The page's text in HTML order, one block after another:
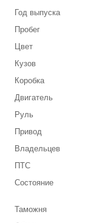
Год выпуска
Пробег
Цвет
Кузов
Коробка
Двигатель
Руль
Привод
Владельцев
ПТС
Состояние
Таможня